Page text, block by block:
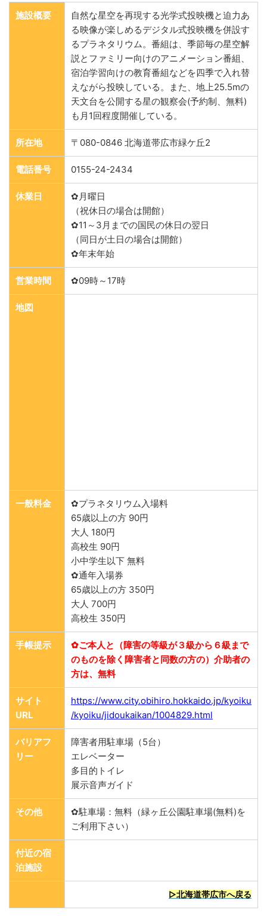
施設概要
自然な星空を再現する光学式投映機と迫力あ
る映像が楽しめるデジタル式投映機を併設す
るプラネタリウム。番組は、季節毎の星空解
説とファミリー向けのアニメーション番組、
宿泊学習向けの教育番組などを四季で入れ替
えながら投映している。また、地上25.5mの
天文台を公開する星の観察会(予約制、無料)
も月1回程度開催している。
所在地 〒080-0846 北海道帯広市緑ケ丘2
電話番号 0155-24-2434
休業日
✿月曜日
（祝休日の場合は開館）
✿11～3月までの国民の休日の翌日
（同日が土日の場合は開館）
✿年末年始
営業時間 ✿09時～17時
地図
一般料金
✿プラネタリウム入場料
65歳以上の方 90円
大人 180円
高校生 90円
小中学生以下 無料
✿通年入場券
65歳以上の方 350円
大人 700円
高校生 350円
手帳提示
✿ご本人と（障害の等級が３級から６級まで
のものを除く障害者と同数の方の）介助者の
方は、無料
サイト
URL
https://www.city.obihiro.hokkaido.jp/kyoiku
/kyoiku/jidoukaikan/1004829.html
バリアフ
リー
障害者用駐車場（5台）
エレベーター
多目的トイレ
展示音声ガイド
その他
✿駐車場：無料（緑ヶ丘公園駐車場(無料)を
ご利用下さい）
付近の宿
泊施設
▷北海道帯広市へ戻る